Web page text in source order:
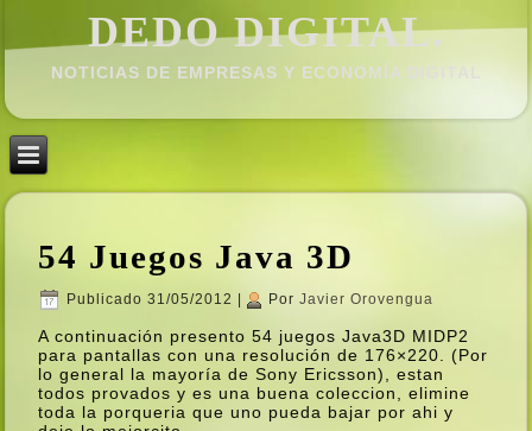
DEDO DIGITAL.
NOTICIAS DE EMPRESAS Y ECONOMÍ­A DIGITAL
54 Juegos Java 3D
Publicado 31/05/2012 Por Javier Orovengua
A continuación presento 54 juegos Java3D MIDP2
para pantallas con una resolución de 176×220. (Por
lo general la mayorí­a de Sony Ericsson), estan
todos provados y es una buena coleccion, elimine
toda la porqueria que uno pueda bajar por ahi y